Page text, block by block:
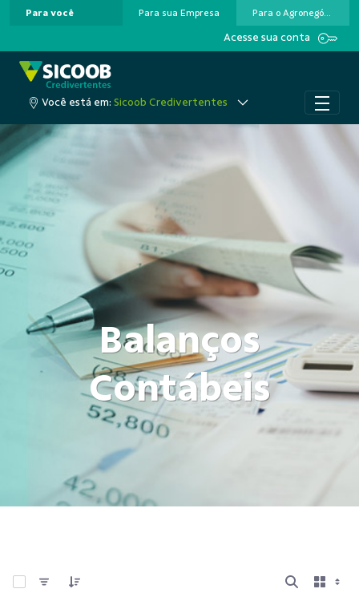
Pular para o Conteúdo principal
Para você Para sua Empresa Para o Agronegócio
Acesse sua conta
Você está em: Sicoob Credivertentes
Balanços
Contábeis